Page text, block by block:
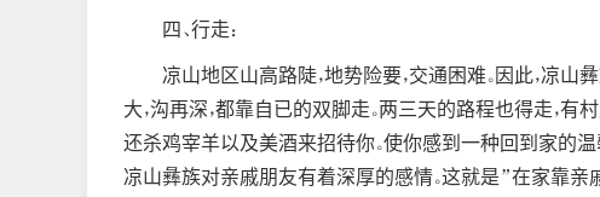
四、行走：
凉山地区山高路陡，地势险要，交通困难。因此，凉山
大，沟再深，都靠自已的双脚走。两三天的路程也得走，
还杀鸡宰羊以及美酒来招待你。使你感到一种回到家的温
凉山彝族对亲戚朋友有着深厚的感情。这就是”在家靠亲